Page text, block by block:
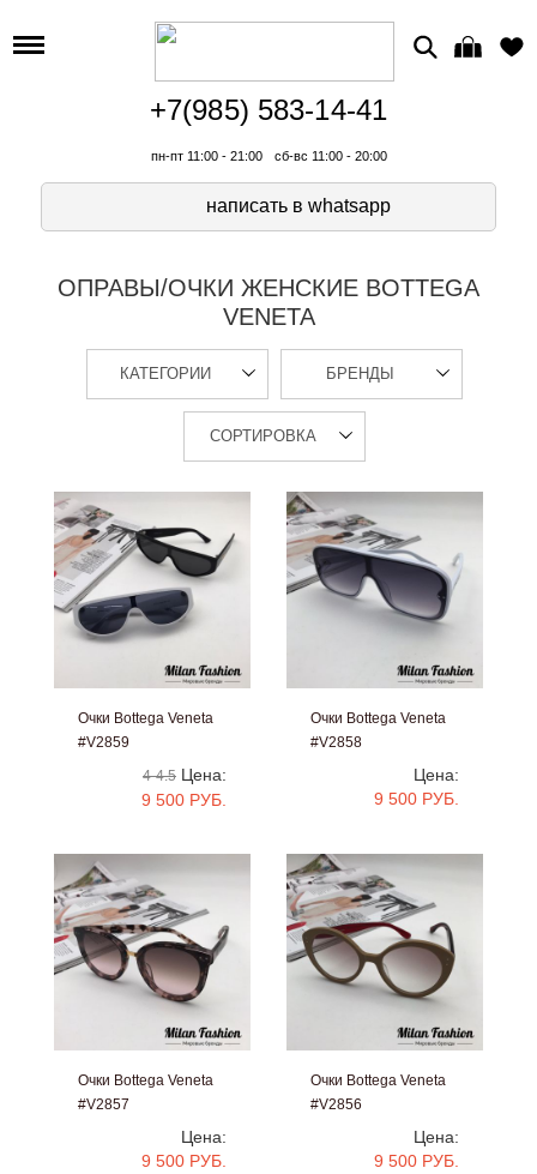
+7(985) 583-14-41
пн-пт 11:00 - 21:00 сб-вс 11:00 - 20:00
написать в whatsapp
ОПРАВЫ/ОЧКИ ЖЕНСКИЕ BOTTEGA
VENETA
КАТЕГОРИИ БРЕНДЫ
СОРТИРОВКА
Очки Bottega Veneta
#V2859
4-4.5 Цена:
9 500 РУБ.
Очки Bottega Veneta
#V2858
Цена:
9 500 РУБ.
Очки Bottega Veneta
#V2857
Цена:
9 500 РУБ.
Очки Bottega Veneta
#V2856
Цена:
9 500 РУБ.